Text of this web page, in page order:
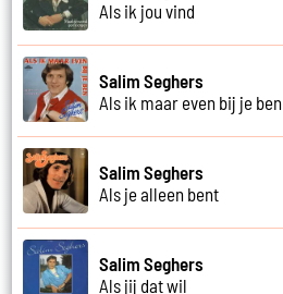
Als ik jou vind
Salim Seghers
Als ik maar even bij je ben
Salim Seghers
Als je alleen bent
Salim Seghers
Als jij dat wil